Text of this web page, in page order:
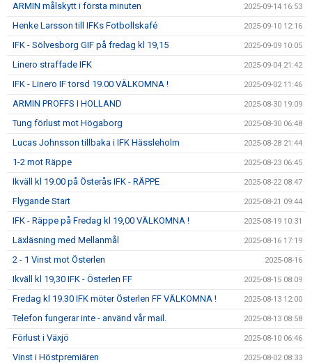
ARMIN målskytt i första minuten 2025-09-14 16:53
Henke Larsson till IFKs Fotbollskafé 2025-09-10 12:16
IFK - Sölvesborg GIF på fredag kl 19,15 2025-09-09 10:05
Linero straffade IFK 2025-09-04 21:42
IFK - Linero IF torsd 19.00 VÄLKOMNA ! 2025-09-02 11:46
ARMIN PROFFS I HOLLAND 2025-08-30 19:09
Tung förlust mot Högaborg 2025-08-30 06:48
Lucas Johnsson tillbaka i IFK Hässleholm 2025-08-28 21:44
1-2 mot Räppe 2025-08-23 06:45
Ikväll kl 19.00 på Österås IFK - RÄPPE 2025-08-22 08:47
Flygande Start 2025-08-21 09:44
IFK - Räppe på Fredag kl 19,00 VÄLKOMNA ! 2025-08-19 10:31
Läxläsning med Mellanmål 2025-08-16 17:19
2 - 1 Vinst mot Österlen 2025-08-16
Ikväll kl 19,30 IFK - Österlen FF 2025-08-15 08:09
Fredag kl 19.30 IFK möter Österlen FF VÄLKOMNA ! 2025-08-13 12:00
Telefon fungerar inte - använd vår mail. 2025-08-13 08:58
Förlust i Växjö 2025-08-10 06:46
Vinst i Höstpremiären 2025-08-02 08:33